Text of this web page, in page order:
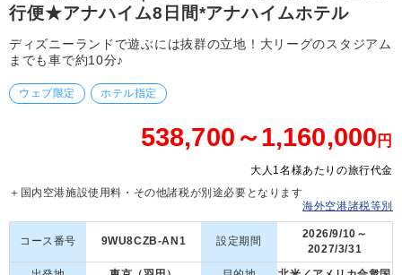
行便★アナハイム8日間*アナハイムホテル
ディズニーランドで遊ぶには抜群の立地！大リーグのスタジアム
までも車で約10分♪
ウェブ限定 ホテル指定
538,700～1,160,000 円
大人1名様あたりの旅行代金
＋国内空港施設使用料・その他諸税が別途必要となります
海外空港諸税等別
コース番号 9WU8CZB-AN1 設定期間
2026/9/10～
2027/3/31